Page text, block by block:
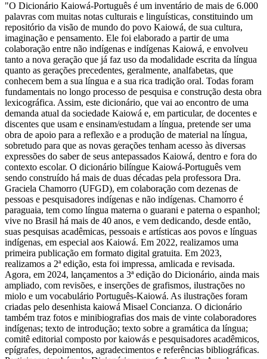
"O Dicionário Kaiowá-Português é um inventário de mais de 6.000
palavras com muitas notas culturais e linguísticas, constituindo um
repositório da visão de mundo do povo Kaiowá, de sua cultura,
imaginação e pensamento. Ele foi elaborado a partir de uma
colaboração entre não indígenas e indígenas Kaiowá, e envolveu
tanto a nova geração que já faz uso da modalidade escrita da língua
quanto as gerações precedentes, geralmente, analfabetas, que
conhecem bem a sua língua e a sua rica tradição oral. Todas foram
fundamentais no longo processo de pesquisa e construção desta obra
lexicográfica. Assim, este dicionário, que vai ao encontro de uma
demanda atual da sociedade Kaiowá e, em particular, de docentes e
discentes que usam e ensinam/estudam a língua, pretende ser uma
obra de apoio para a reflexão e a produção de material na língua,
sobretudo para que as novas gerações tenham acesso às diversas
expressões do saber de seus antepassados Kaiowá, dentro e fora do
contexto escolar. O dicionário bilíngue Kaiowá-Português vem
sendo construído há mais de duas décadas pela professora Dra.
Graciela Chamorro (UFGD), em colaboração com dezenas de
pessoas e pesquisadores indígenas e não indígenas. Chamorro é
paraguaia, tem como língua materna o guarani e paterna o espanhol;
vive no Brasil há mais de 40 anos, e vem dedicando, desde então,
suas pesquisas acadêmicas, pessoais e artísticas aos povos e línguas
indígenas, em especial aos Kaiowá. Em 2022, realizamos uma
primeira publicação em formato digital gratuita. Em 2023,
realizamos a 2ª edição, esta foi impressa, amlicada e revisada.
Agora, em 2024, lançamentos a 3ª edição do Dicionário, ainda mais
ampliado, com revisões, e inserções de grafismos, ilustrações no
miolo e um vocabulário Português-Kaiowá. As ilustrações foram
criadas pelo desenhista kaiowá Misael Concianza. O dicionário
também traz fotos e minibiografias dos mais de vinte colaboradores
indígenas; texto de introdução; texto sobre a gramática da língua;
comitê editorial composto por kaiowás e pesquisadores acadêmicos,
epígrafes, depoimentos, agradecimentos e referências bibliográficas.